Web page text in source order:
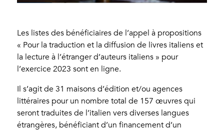
Les listes des bénéficiaires de l’appel à propositions
« Pour la traduction et la diffusion de livres italiens et
la lecture à l’étranger d’auteurs italiens » pour
l’exercice 2023 sont en ligne.
Il s’agit de 31 maisons d’édition et/ou agences
littéraires pour un nombre total de 157 œuvres qui
seront traduites de l’italien vers diverses langues
étrangères, bénéficiant d’un financement d’un